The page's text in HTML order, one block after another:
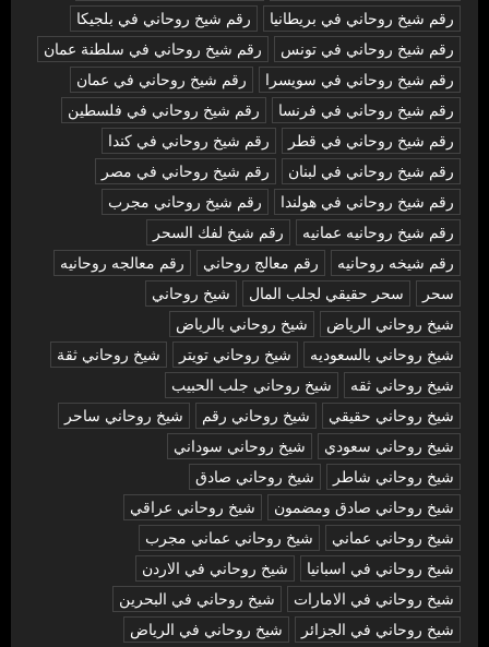
رقم شيخ روحاني في بريطانيا
رقم شيخ روحاني في بلجيكا
رقم شيخ روحاني في تونس
رقم شيخ روحاني في سلطنة عمان
رقم شيخ روحاني في سويسرا
رقم شيخ روحاني في عمان
رقم شيخ روحاني في فرنسا
رقم شيخ روحاني في فلسطين
رقم شيخ روحاني في قطر
رقم شيخ روحاني في كندا
رقم شيخ روحاني في لبنان
رقم شيخ روحاني في مصر
رقم شيخ روحاني في هولندا
رقم شيخ روحاني مجرب
رقم شيخ روحانيه عمانيه
رقم شيخ لفك السحر
رقم شيخه روحانيه
رقم معالج روحاني
رقم معالجه روحانيه
سحر
سحر حقيقي لجلب المال
شيخ روحاني
شيخ روحاني الرياض
شيخ روحاني بالرياض
شيخ روحاني بالسعوديه
شيخ روحاني تويتر
شيخ روحاني ثقة
شيخ روحاني ثقه
شيخ روحاني جلب الحبيب
شيخ روحاني حقيقي
شيخ روحاني رقم
شيخ روحاني ساحر
شيخ روحاني سعودي
شيخ روحاني سوداني
شيخ روحاني شاطر
شيخ روحاني صادق
شيخ روحاني صادق ومضمون
شيخ روحاني عراقي
شيخ روحاني عماني
شيخ روحاني عماني مجرب
شيخ روحاني في اسبانيا
شيخ روحاني في الاردن
شيخ روحاني في الامارات
شيخ روحاني في البحرين
شيخ روحاني في الجزائر
شيخ روحاني في الرياض